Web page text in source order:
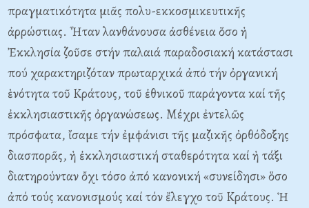
πραγματικότητα μιᾶς πολυ-εκκοσμικευτικῆς
ἀρρώστιας. Ἦταν λανθάνουσα ἀσθένεια ὅσο ἡ
Ἐκκλησία ζοῦσε στήν παλαιά παραδοσιακή κατάστασι
πού χαρακτηριζόταν πρωταρχικά ἀπό τήν ὀργανική
ἑνότητα τοῦ Κράτους, τοῦ ἐθνικοῦ παράγοντα καί τῆς
ἐκκλησιαστικῆς ὀργανώσεως. Μέχρι ἐντελῶς
πρόσφατα, ἴσαμε τήν ἐμφάνισι τῆς μαζικῆς ὀρθόδοξης
διασπορᾶς, ἡ ἐκκλησιαστική σταθερότητα καί ἡ τάξι
διατηρούνταν ὄχι τόσο ἀπό κανονική «συνείδησι» ὅσο
ἀπό τούς κανονισμούς καί τόν ἔλεγχο τοῦ Κράτους. Ἡ